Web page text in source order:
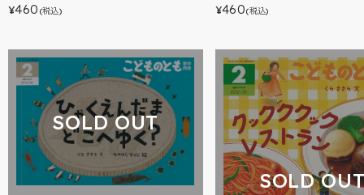
¥460 (税込) ¥460(税込)
SOLD OUT
SOLD